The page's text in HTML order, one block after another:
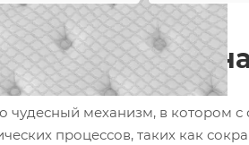
чудесный механизм, в котором
процессов, таких как